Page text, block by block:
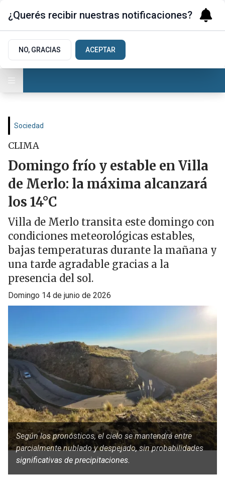
Sociedad
CLIMA
Domingo frío y estable en Villa
de Merlo: la máxima alcanzará
los 14°C
Villa de Merlo transita este domingo con
condiciones meteorológicas estables,
bajas temperaturas durante la mañana y
una tarde agradable gracias a la
presencia del sol.
domingo 14 de junio de 2026
Según los pronósticos, el cielo se mantendrá entre
parcialmente nublado y despejado, sin probabilidades
significativas de precipitaciones.
¿Querés recibir nuestras notificaciones?
NO, GRACIAS ACEPTAR